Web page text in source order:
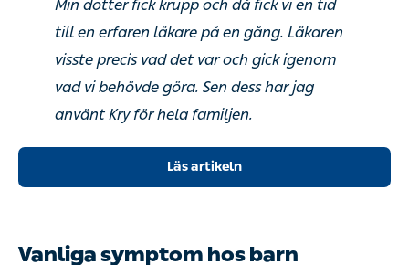
Min dotter fick krupp och då fick vi en tid
till en erfaren läkare på en gång. Läkaren
visste precis vad det var och gick igenom
vad vi behövde göra. Sen dess har jag
använt Kry för hela familjen.
Läs artikeln
Vanliga symptom hos barn